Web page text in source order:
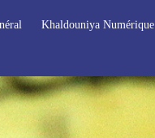
Khaldouniya Numérique